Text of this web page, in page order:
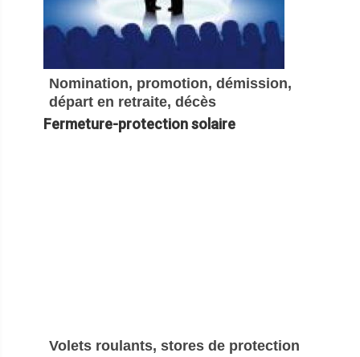
Nomination, promotion, démission,
départ en retraite, décès
Fermeture-protection solaire
Volets roulants, stores de protection